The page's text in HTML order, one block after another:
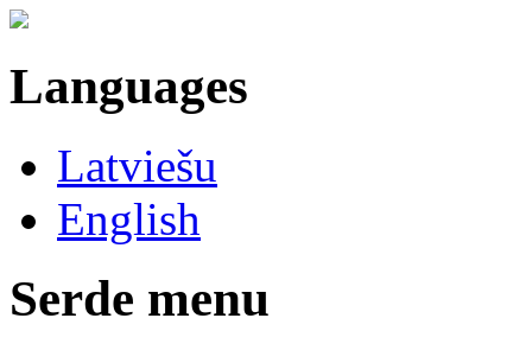
Languages
Latviešu
English
Serde menu